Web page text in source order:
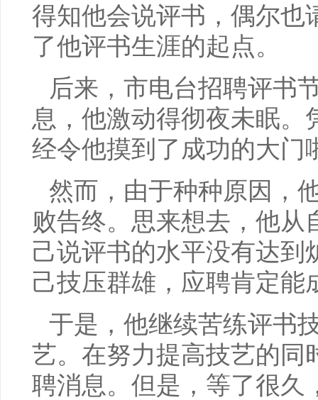
得知他会说评书，偶尔也
了他评书生涯的起点。
后来，市电台招聘评书
息，他激动得彻夜未眠。
经令他摸到了成功的大门
然而，由于种种原因，
败告终。思来想去，他从
己说评书的水平没有达到
己技压群雄，应聘肯定能
于是，他继续苦练评书
艺。在努力提高技艺的同
聘消息。但是，等了很久